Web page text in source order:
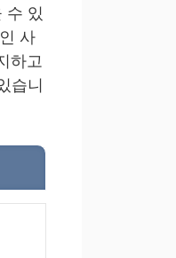
수 있
사
하고
습니